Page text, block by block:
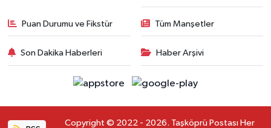
Puan Durumu ve Fikstür Tüm Manşetler
Son Dakika Haberleri Haber Arşivi
Copyright © 2022 - 2026. Taşköprü Postası Her